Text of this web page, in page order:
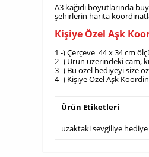
A3 kağıdı boyutlarında
şehirlerin harita
Kişiye Özel Aşk
1 -) Çerçeve 44 x 34 cm
2 -) Ürün üzerindeki cam,
3 -) Bu özel hediyeyi size
4 -) Kişiye Özel Aşk
Ürün Etiketleri
uzaktaki sevgiliye hediye